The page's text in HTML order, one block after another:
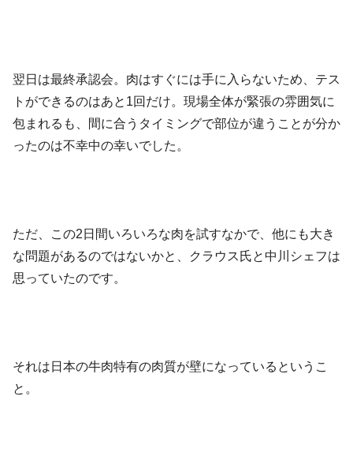
翌日は最終承認会。肉はすぐには手に入らないため、テス
トができるのはあと1回だけ。現場全体が緊張の雰囲気に
包まれるも、間に合うタイミングで部位が違うことが分か
ったのは不幸中の幸いでした。
ただ、この2日間いろいろな肉を試すなかで、他にも大き
な問題があるのではないかと、クラウス氏と中川シェフは
思っていたのです。
それは日本の牛肉特有の肉質が壁になっているというこ
と。